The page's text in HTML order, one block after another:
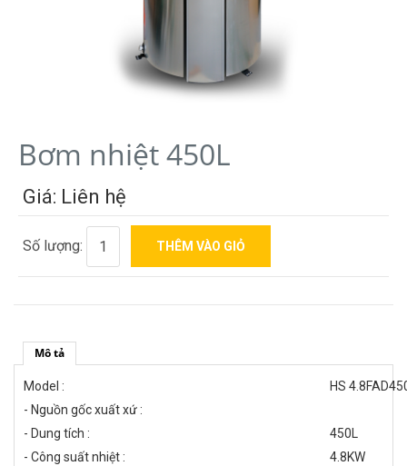
Bơm nhiệt 450L
Giá: Liên hệ
Số lượng:
Mô tả
Model :
HS
- Nguồn gốc xuất xứ :
- Dung tích :
450L
- Công suất nhiệt :
4.8KW